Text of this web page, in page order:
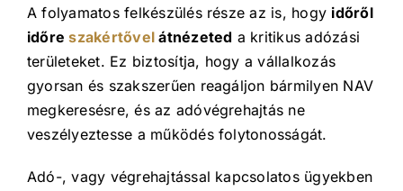
A folyamatos felkészülés része az is, hogy időről
időreszakértővel átnézeted a kritikus adózási
területeket. Ez biztosítja, hogy a vállalkozás
gyorsan és szakszerűen reagáljon bármilyen NAV
megkeresésre, és az adóvégrehajtás ne
veszélyeztesse a működés folytonosságát.
Adó-, vagy végrehajtással kapcsolatos ügyekben